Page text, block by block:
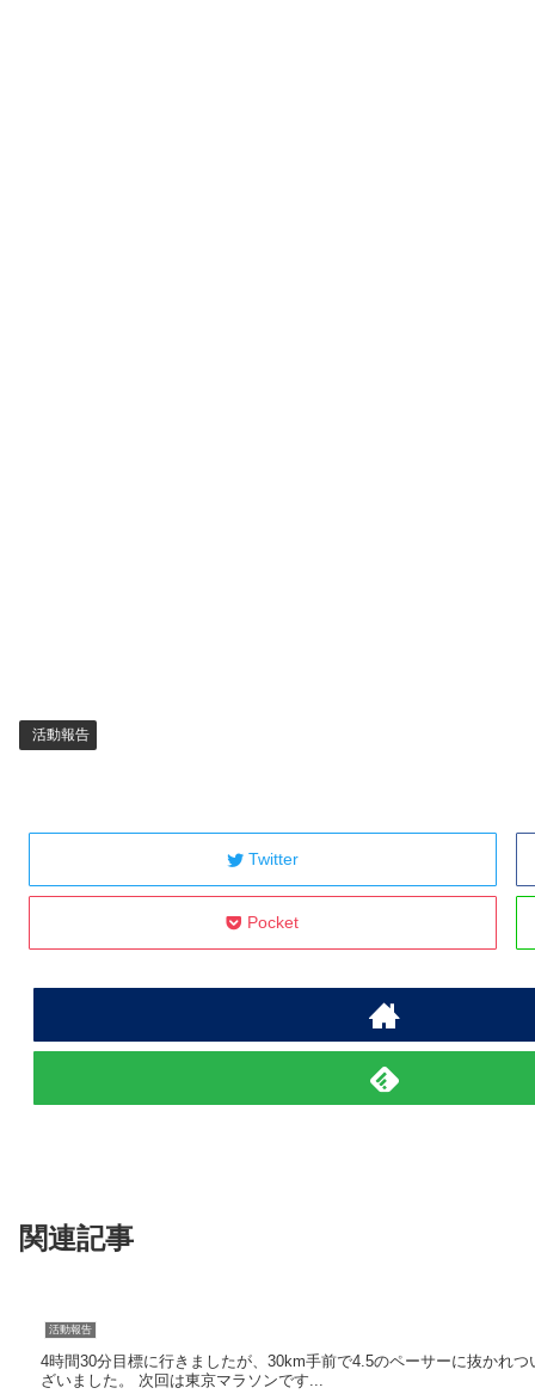
活動報告
Twitter
Pocket
関連記事
活動報告
4時間30分目標に行きましたが、30km手前で4.5のペーサーに抜かれ
ざいました。 次回は東京マラソンです...